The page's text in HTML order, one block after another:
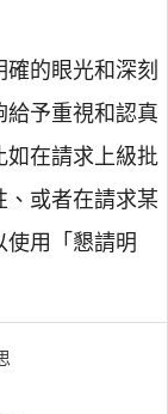
的眼光和深刻
給予重視和認真
如在請求上級批
、或者在請求某
使用「懇請明